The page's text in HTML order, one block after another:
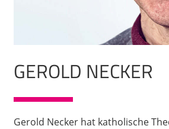
GEROLD NECKER
Gerold Necker hat katholische